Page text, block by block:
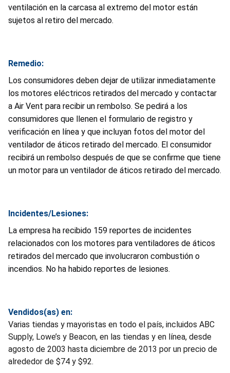
ventilación en la carcasa al extremo del motor están
sujetos al retiro del mercado.
Remedio:
Los consumidores deben dejar de utilizar inmediatamente
los motores eléctricos retirados del mercado y contactar
a Air Vent para recibir un rembolso. Se pedirá a los
consumidores que llenen el formulario de registro y
verificación en línea y que incluyan fotos del motor del
ventilador de áticos retirado del mercado. El consumidor
recibirá un rembolso después de que se confirme que tiene
un motor para un ventilador de áticos retirado del mercado.
Incidentes/Lesiones:
La empresa ha recibido 159 reportes de incidentes
relacionados con los motores para ventiladores de áticos
retirados del mercado que involucraron combustión o
incendios. No ha habido reportes de lesiones.
Vendidos(as) en:
Varias tiendas y mayoristas en todo el país, incluidos ABC
Supply, Lowe’s y Beacon, en las tiendas y en línea, desde
agosto de 2003 hasta diciembre de 2013 por un precio de
alrededor de $74 y $92.